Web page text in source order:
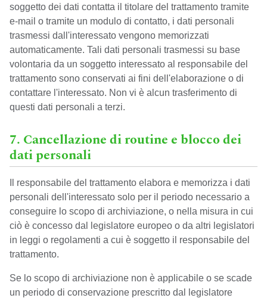
soggetto dei dati contatta il titolare del trattamento tramite
e-mail o tramite un modulo di contatto, i dati personali
trasmessi dall'interessato vengono memorizzati
automaticamente. Tali dati personali trasmessi su base
volontaria da un soggetto interessato al responsabile del
trattamento sono conservati ai fini dell'elaborazione o di
contattare l'interessato. Non vi è alcun trasferimento di
questi dati personali a terzi.
7. Cancellazione di routine e blocco dei
dati personali
Il responsabile del trattamento elabora e memorizza i dati
personali dell'interessato solo per il periodo necessario a
conseguire lo scopo di archiviazione, o nella misura in cui
ciò è concesso dal legislatore europeo o da altri legislatori
in leggi o regolamenti a cui è soggetto il responsabile del
trattamento.
Se lo scopo di archiviazione non è applicabile o se scade
un periodo di conservazione prescritto dal legislatore